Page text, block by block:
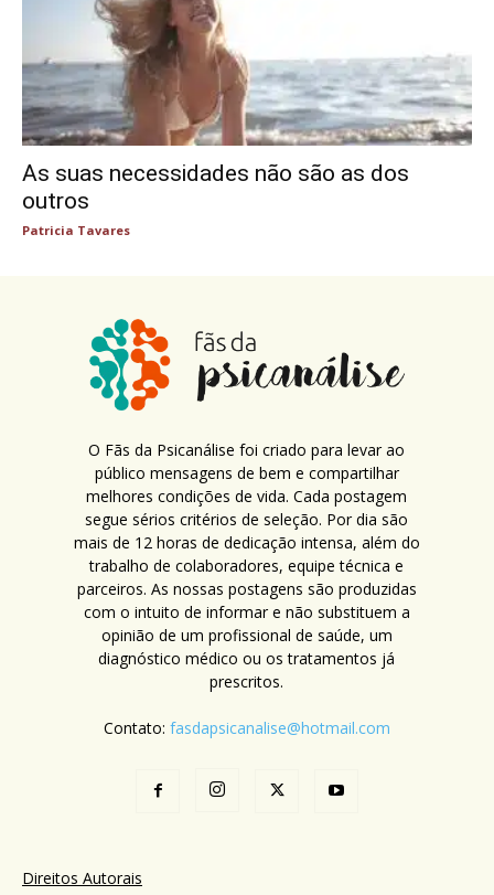
As suas necessidades não são as dos
outros
Patricia Tavares
O Fãs da Psicanálise foi criado para levar ao
público mensagens de bem e compartilhar
melhores condições de vida. Cada postagem
segue sérios critérios de seleção. Por dia são
mais de 12 horas de dedicação intensa, além do
trabalho de colaboradores, equipe técnica e
parceiros. As nossas postagens são produzidas
com o intuito de informar e não substituem a
opinião de um profissional de saúde, um
diagnóstico médico ou os tratamentos já
prescritos.
Contato: fasdapsicanalise@hotmail.com
Direitos Autorais